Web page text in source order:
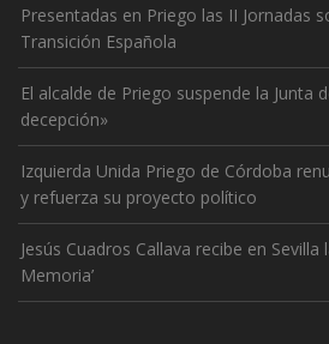
Presentadas en Priego las II Jornadas
Transición Española
El alcalde de Priego suspende la Junta
decepción»
Izquierda Unida Priego de Córdoba
y refuerza su proyecto político
Jesús Cuadros Callava recibe en Sevilla
Memoria’